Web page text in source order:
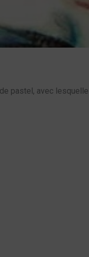
pastel, avec